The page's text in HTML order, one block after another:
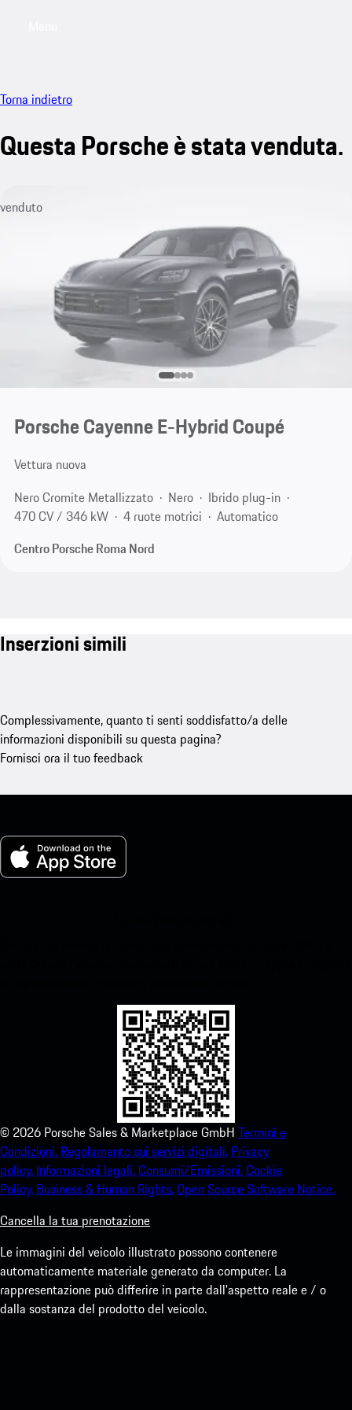
Torna indietro
Questa Porsche è stata venduta.
venduto
Porsche Cayenne E-Hybrid Coupé
Vettura nuova
Nero Cromite Metallizzato
Nero
Ibrido plug-in
470 CV / 346 kW
4 ruote motrici
Automatico
Centro Porsche Roma Nord
Inserzioni simili
Complessivamente, quanto ti senti soddisfatto/a delle
informazioni disponibili su questa pagina?
Fornisci ora il tuo feedback
© 2026 Porsche Sales & Marketplace GmbH Termini e
Condizioni. Regolamento sui servizi digitali. Privacy
policy. Informazioni legali.Consumi/Emissioni.Cookie
Policy. Business & Human Rights.Open Source Software Notice.
Cancella la tua prenotazione
Le immagini del veicolo illustrato possono contenere
automaticamente materiale generato da computer. La
rappresentazione può differire in parte dall'aspetto reale e / o
dalla sostanza del prodotto del veicolo.